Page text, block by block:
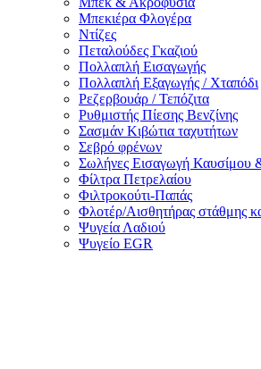
Μπεκιέρα Φλογέρα
Ντίζες
Πεταλούδες Γκαζιού
Πολλαπλή Εισαγωγής
Πολλαπλή Εξαγωγής / Χταπόδι
Ρεζερβουάρ / Τεπόζιτα
Ρυθμιστής Πίεσης Βενζίνης
Σασμάν Κιβώτια ταχυτήτων
Σεβρό φρένων
Σωλήνες Εισαγωγή Καυσίμου
Φίλτρα Πετρελαίου
Φιλτροκούτι-Παπάς
Φλοτέρ/Αισθητήρας στάθμης
Ψυγεία Λαδιού
Ψυγείο EGR